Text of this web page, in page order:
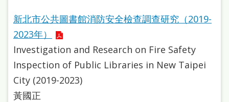
陳
情
系
統
English
新北市公共圖書館消防安全檢查調查研究（2019-
2023年）
Investigation and Research on Fire Safety
Inspection of Public Libraries in New Taipei
City (2019-2023)
黃國正